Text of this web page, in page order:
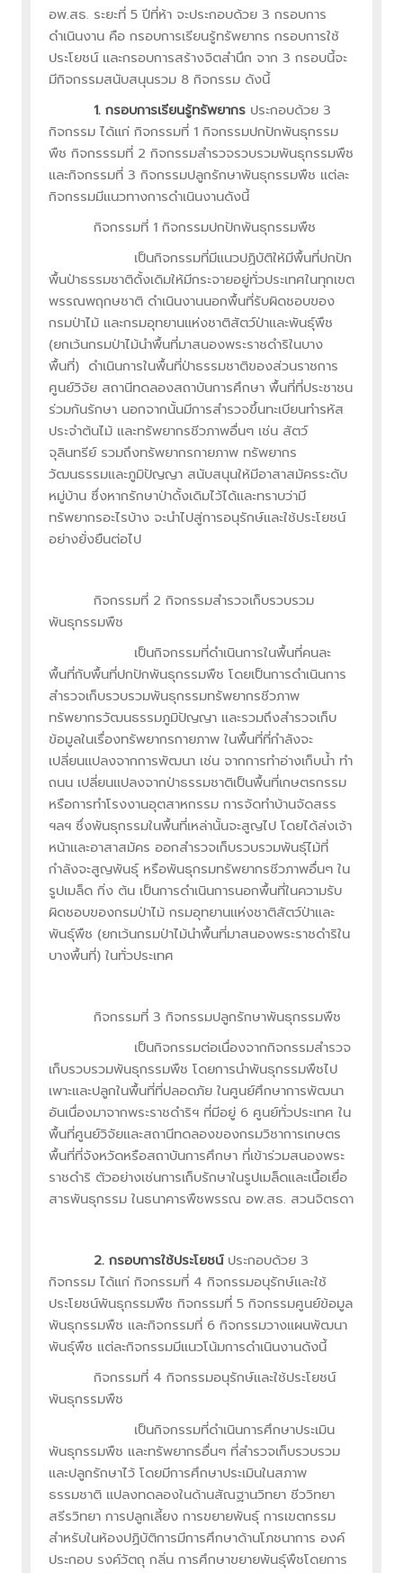
อพ.สธ. ระยะที่ 5 ปีที่ห้า จะประกอบด้วย 3 กรอบการ
ดำเนินงาน คือ กรอบการเรียนรู้ทรัพยากร กรอบการใช้
ประโยชน์ และกรอบการสร้างจิตสำนึก จาก 3 กรอบนี้จะ
มีกิจกรรมสนับสนุนรวม 8 กิจกรรม ดังนี้
1. กรอบการเรียนรู้ทรัพยากร ประกอบด้วย 3
กิจกรรม ได้แก่ กิจกรรมที่ 1 กิจกรรมปกปักพันธุกรรม
พืช กิจกรรรมที่ 2 กิจกรรมสำรวจรวบรวมพันธุกรรมพืช
และกิจกรรมที่ 3 กิจกรรมปลูกรักษาพันธุกรรมพืช แต่ละ
กิจกรรมมีแนวทางการดำเนินงานดังนี้
กิจกรรมที่ 1 กิจกรรมปกปักพันธุกรรมพืช
เป็นกิจกรรมที่มีแนวปฏิบัติให้มีพื้นที่ปกปัก
พื้นป่าธรรมชาติดั้งเดิมให้มีกระจายอยู่ทั่วประเทศในทุกเขต
พรรณพฤกษชาติ ดำเนินงานนอกพื้นที่รับผิดชอบของ
กรมป่าไม้ และกรมอุทยานแห่งชาติสัตว์ป่าและพันธุ์พืช
(ยกเว้นกรมป่าไม้นำพื้นที่มาสนองพระราชดำริในบาง
พื้นที่) ดำเนินการในพื้นที่ป่าธรรมชาติของส่วนราชการ
ศูนย์วิจัย สถานีทดลองสถาบันการศึกษา พื้นที่ที่ประชาชน
ร่วมกันรักษา นอกจากนั้นมีการสำรวจขึ้นทะเบียนทำรหัส
ประจำต้นไม้ และทรัพยากรชีวภาพอื่นๆ เช่น สัตว์
จุลินทรีย์ รวมถึงทรัพยากรกายภาพ ทรัพยากร
วัฒนธรรมและภูมิปัญญา สนับสนุนให้มีอาสาสมัครระดับ
หมู่บ้าน ซึ่งหากรักษาป่าดั้งเดิมไว้ได้และทราบว่ามี
ทรัพยากรอะไรบ้าง จะนำไปสู่การอนุรักษ์และใช้ประโยชน์
อย่างยั่งยืนต่อไป
กิจกรรมที่ 2 กิจกรรมสำรวจเก็บรวบรวม
พันธุกรรมพืช
เป็นกิจกรรมที่ดำเนินการในพื้นที่คนละ
พื้นที่กับพื้นที่ปกปักพันธุกรรมพืช โดยเป็นการดำเนินการ
สำรวจเก็บรวบรวมพันธุกรรมทรัพยากรชีวภาพ
ทรัพยากรวัฒนธรรมภูมิปัญญา และรวมถึงสำรวจเก็บ
ข้อมูลในเรื่องทรัพยากรกายภาพ ในพื้นที่ที่กำลังจะ
เปลี่ยนแปลงจากการพัฒนา เช่น จากการทำอ่างเก็บน้ำ ทำ
ถนน เปลี่ยนแปลงจากป่าธรรมชาติเป็นพื้นที่เกษตรกรรม
หรือการทำโรงงานอุตสาหกรรม การจัดทำบ้านจัดสรร
ฯลฯ ซึ่งพันธุกรรมในพื้นที่เหล่านั้นจะสูญไป โดยได้ส่งเจ้า
หน้าและอาสาสมัคร ออกสำรวจเก็บรวบรวมพันธุ์ไม้ที่
กำลังจะสูญพันธุ์ หรือพันธุกรมทรัพยากรชีวภาพอื่นๆ ใน
รูปเมล็ด กิ่ง ต้น เป็นการดำเนินการนอกพื้นที่ในความรับ
ผิดชอบของกรมป่าไม้ กรมอุทยานแห่งชาติสัตว์ป่าและ
พันธุ์พืช (ยกเว้นกรมป่าไม้นำพื้นที่มาสนองพระราชดำริใน
บางพื้นที่) ในทั่วประเทศ
กิจกรรมที่ 3 กิจกรรมปลูกรักษาพันธุกรรมพืช
เป็นกิจกรรมต่อเนื่องจากกิจกรรมสำรวจ
เก็บรวบรวมพันธุกรรมพืช โดยการนำพันธุกรรมพืชไป
เพาะและปลูกในพื้นที่ที่ปลอดภัย ในศูนย์ศึกษาการพัฒนา
อันเนื่องมาจากพระราชดำริฯ ที่มีอยู่ 6 ศูนย์ทั่วประเทศ ใน
พื้นที่ศูนย์วิจัยและสถานีทดลองของกรมวิชาการเกษตร
พื้นที่ที่จังหวัดหรือสถาบันการศึกษา ที่เข้าร่วมสนองพระ
ราชดำริ ตัวอย่างเช่นการเก็บรักษาในรูปเมล็ดและเนื้อเยื่อ
สารพันธุกรรม ในธนาคารพืชพรรณ อพ.สธ. สวนจิตรดา
2. กรอบการใช้ประโยชน์ประกอบด้วย 3
กิจกรรม ได้แก่ กิจกรรมที่ 4 กิจกรรมอนุรักษ์และใช้
ประโยชน์พันธุกรรมพืช กิจกรรมที่ 5 กิจกรรมศูนย์ข้อมูล
พันธุกรรมพืช และกิจกรรมที่ 6 กิจกรรมวางแผนพัฒนา
พันธุ์พืช แต่ละกิจกรรมมีแนวโน้มการดำเนินงานดังนี้
กิจกรรมที่ 4 กิจกรรมอนุรักษ์และใช้ประโยชน์
พันธุกรรมพืช
เป็นกิจกรรมที่ดำเนินการศึกษาประเมิน
พันธุกรรมพืช และทรัพยากรอื่นๆ ที่สำรวจเก็บรวบรวม
และปลูกรักษาไว้ โดยมีการศึกษาประเมินในสภาพ
ธรรมชาติ แปลงทดลองในด้านสัณฐานวิทยา ชีววิทยา
สรีรวิทยา การปลูกเลี้ยง การขยายพันธุ์ การเขตกรรม
สำหรับในห้องปฏิบัติการมีการศึกษาด้านโภชนาการ องค์
ประกอบ รงค์วัตถุ กลิ่น การศึกษาขยายพันธุ์พืชโดยการ